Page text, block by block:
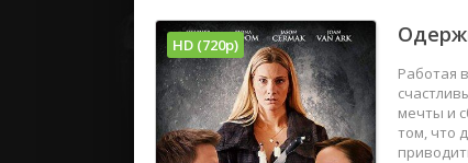
Работая
мечты и
том, что
HD (720p)